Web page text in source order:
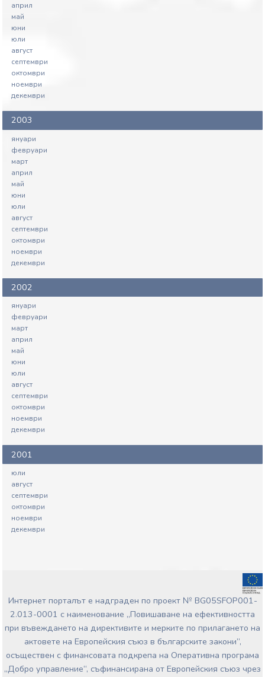
април
май
юни
юли
август
септември
октомври
ноември
декември
2003
януари
февруари
март
април
май
юни
юли
август
септември
октомври
ноември
декември
2002
януари
февруари
март
април
май
юни
юли
август
септември
октомври
ноември
декември
2001
юли
август
септември
октомври
ноември
декември
Интернет порталът е надграден по проект № BG05SFOP001-
2.013-0001 с наименование „Повишаване на ефективността
при въвеждането на директивите и мерките по прилагането на
актовете на Европейския съюз в българските закони”,
осъществен с финансовата подкрепа на Оперативна програма
„Добро управление“, съфинансирана от Европейския съюз чрез